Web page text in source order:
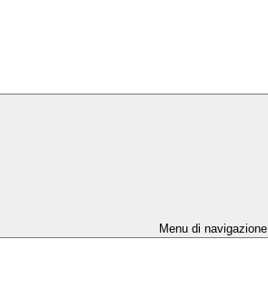
Menu di navigazione